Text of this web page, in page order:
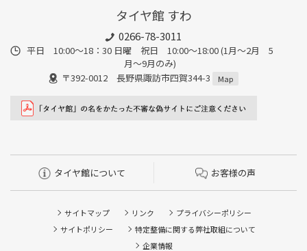
タイヤ館 すわ
0266-78-3011
平日 10:00〜18：30 日曜 祝日 10:00〜18:00 (1月〜2月 5
月〜9月のみ)
〒392-0012 長野県諏訪市四賀344-3
Map
タイヤ館について お客様の声
サイトマップ リンク
プライバシーポリシー
サイトポリシー
特定整備に関する弊社取組について
企業情報